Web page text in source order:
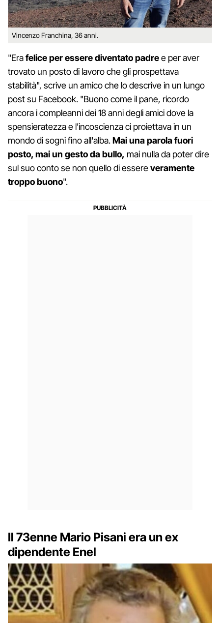
Vincenzo Franchina, 36 anni.
"Erafelice per essere diventato padree per aver
trovato un posto di lavoro che gli prospettava
stabilità", scrive un amico che lo descrive in un lungo
post su Facebook. "Buono come il pane, ricordo
ancora i compleanni dei 18 anni degli amici dove la
spensieratezza e l'incoscienza ci proiettava in un
mondo di sogni fino all'alba.Mai una parola fuori
posto, mai un gesto da bullo, mai nulla da poter dire
sul suo conto se non quello di essereveramente
troppo buono".
Il 73enne Mario Pisani era un ex
dipendente Enel